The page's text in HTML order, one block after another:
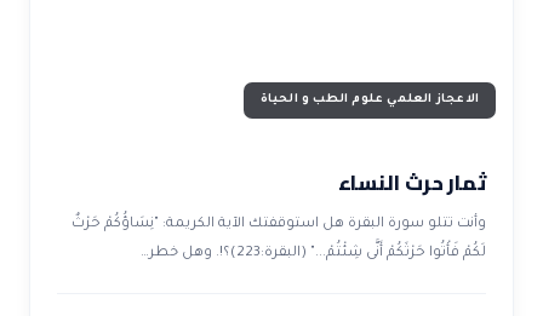
الاعجاز العلمي علوم الطب و الحياة
ثمار حرث النساء
وأنت تتلو سورة البقرة هل استوقفتك الآية الكريمة: "نِسَاؤُكُمْ حَرْثٌ
لَكُمْ فَأْتُوا حَرْثَكُمْ أَنَّى شِئْتُمْ..." (البقرة:223)؟!. وهل خطر…